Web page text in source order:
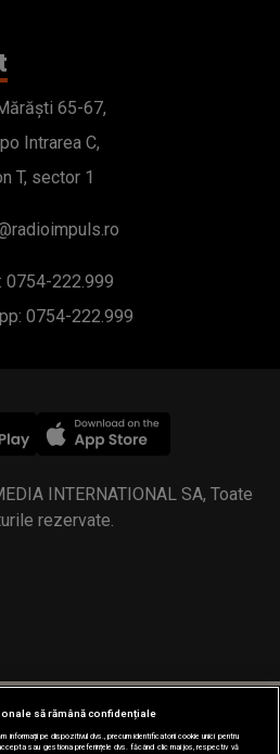
65-67,
Intrarea C,
T, sector 1
0754-222.999
0754-222.999
INTERNATIONAL SA, Toate
rezervate.
să rămână confidențiale
pe dispozitivul dvs., precum identificatorii cookie unici pentru
sau gestiona preferințele dvs. făcând clic mai jos, respectiv vă